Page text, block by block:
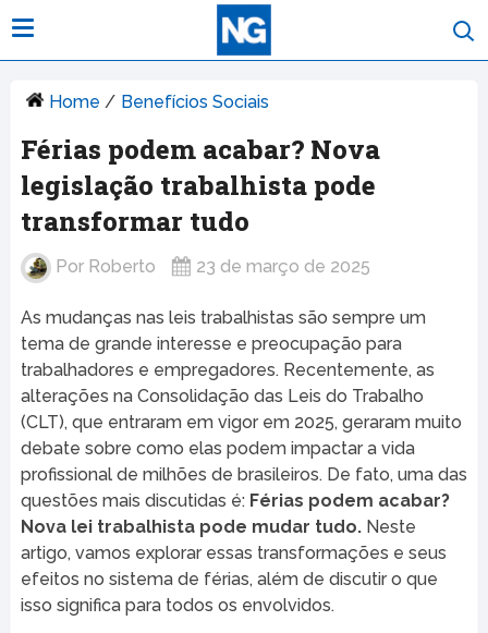
Home / Benefícios Sociais
Férias podem acabar? Nova
legislação trabalhista pode
transformar tudo
Por Roberto 23 de março de 2025
As mudanças nas leis trabalhistas são sempre um
tema de grande interesse e preocupação para
trabalhadores e empregadores. Recentemente, as
alterações na Consolidação das Leis do Trabalho
(CLT), que entraram em vigor em 2025, geraram muito
debate sobre como elas podem impactar a vida
profissional de milhões de brasileiros. De fato, uma das
questões mais discutidas é: Férias podem acabar?
Nova lei trabalhista pode mudar tudo.Neste
artigo, vamos explorar essas transformações e seus
efeitos no sistema de férias, além de discutir o que
isso significa para todos os envolvidos.